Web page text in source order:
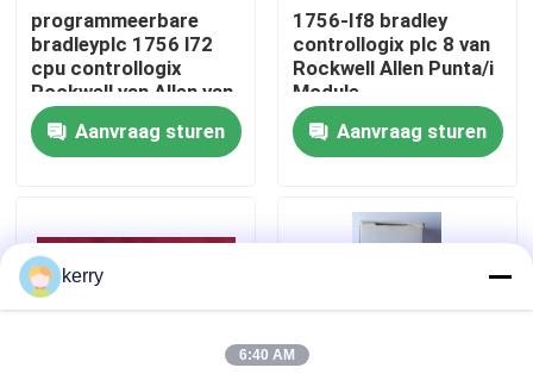
Kwaliteitscontrole
Neem contact met ons op
Vraag een offerte
programmeerbare
bradleyplc 1756 l72
cpu controllogix
Rockwell van Allen van
het
logicacontrolemechanisme
automatisering
Aanvraag sturen
1756-If8 bradley
controllogix plc 8 van
Rockwell Allen Punta/i
Module
Aanvraag sturen
kerry
6:40 AM